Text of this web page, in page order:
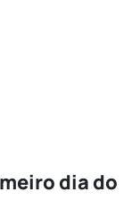
dia do